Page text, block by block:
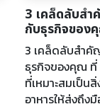
3 เคล็ดลับสำ
กับธุรกิจของ
3 เคล็ดลับสำคั
ธุรกิจของคุณ ที่
ที่เหมาะสมเป็น
อาหารให้ส่งถึง